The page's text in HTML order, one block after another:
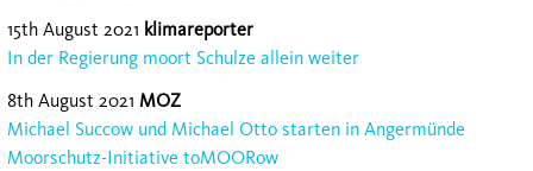
15th August 2021 klimareporter
In der Regierung moort Schulze allein weiter
8th August 2021 MOZ
Michael Succow und Michael Otto starten in Angermünde
Moorschutz-Initiative toMOORow